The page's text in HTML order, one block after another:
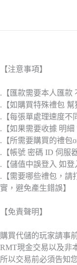
【注意事項】
.【匯款需要本人匯款
.【如購買特殊禮包 幫
.【每張單處理速度不
.【如果需要收據 明細
.【所需要購買的禮包
.【帳號 密碼 ID 伺服
.【儲值中誤登入 如登
.【需要哪些禮包，請
實，避免產生錯誤】
【免責聲明】
購買代儲的玩家請事
RMT現金交易以及非
所以交易前必須告知